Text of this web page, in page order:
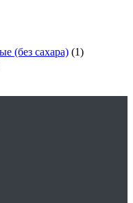
(без сахара) (1)